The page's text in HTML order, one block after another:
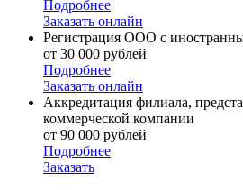
Подробнее
Заказать онлайн
Регистрация ООО с
от 30 000 рублей
Подробнее
Заказать онлайн
Аккредитация филиала,
коммерческой компании
от 90 000 рублей
Подробнее
Заказать